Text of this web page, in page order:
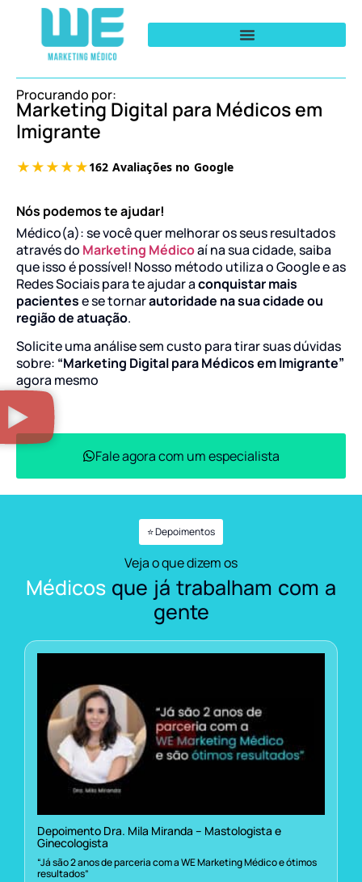
Procurando por:
Marketing Digital para Médicos em
Imigrante
Nós podemos te ajudar!
Médico(a): se você quer melhorar os seus resultados
através do Marketing Médicoaí na sua cidade, saiba
que isso é possível! Nosso método utiliza o Google e as
Redes Sociais para te ajudar aconquistar mais
pacientese se tornarautoridade na sua cidade ou
região de atuação.
Solicite uma análise sem custo para tirar suas dúvidas
sobre: “Marketing Digital para Médicos em Imigrante”
agora mesmo
Fale agora com um especialista
⭐ Depoimentos
Veja o que dizem os
Médicos que já trabalham com a
gente
Depoimento Dra. Mila Miranda – Mastologista e
Ginecologista
“Já são 2 anos de parceria com a WE Marketing Médico e ótimos
resultados”